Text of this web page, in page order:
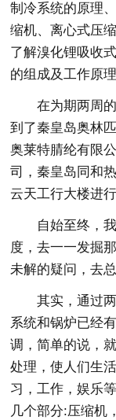
制冷系统的原理
缩机、离心式压
了解溴化锂吸收
的组成及工作原
在为期两周
到了秦皇岛奥林
奥莱特腈纶有限
司，秦皇岛同和
云天工行大楼进
自始至终，
度，去一一发掘
未解的疑问，去
其实，通过
系统和锅炉已经
调，简单的说，
处理，使人们生
习，工作，娱乐
几个部分:压缩机